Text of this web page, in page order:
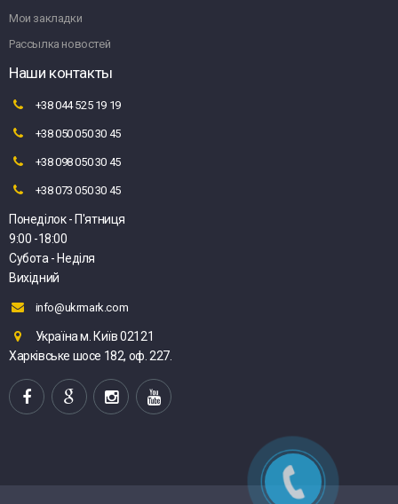
Мои закладки
Рассылка новостей
Наши контакты
+38 044 525 19 19
+38 050 050 30 45
+38 098 050 30 45
+38 073 050 30 45
Понеділок - П'ятниця
9:00 -18:00
Субота - Неділя
Вихідний
info@ukrmark.com
Україна м. Київ 02121
Харківське шосе 182, оф. 227.